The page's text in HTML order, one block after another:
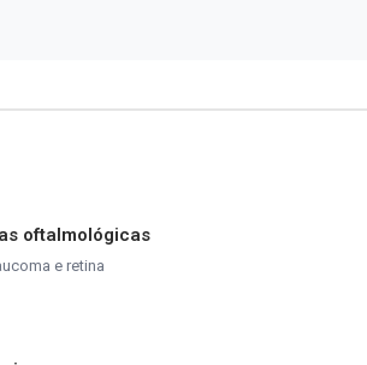
oftalmológicas
e retina